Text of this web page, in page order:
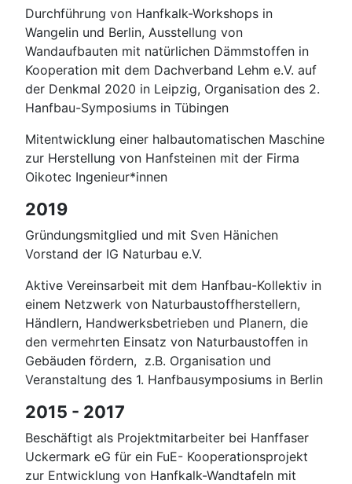
Durchführung von Hanfkalk-Workshops in
Wangelin und Berlin, Ausstellung von
Wandaufbauten mit natürlichen Dämmstoffen in
Kooperation mit dem Dachverband Lehm e.V. auf
der Denkmal 2020 in Leipzig, Organisation des 2.
Hanfbau-Symposiums in Tübingen
Mitentwicklung einer halbautomatischen Maschine
zur Herstellung von Hanfsteinen mit der Firma
Oikotec Ingenieur*innen
2019
Gründungsmitglied und mit Sven Hänichen
Vorstand der IG Naturbau e.V.
Aktive Vereinsarbeit mit dem Hanfbau-Kollektiv in
einem Netzwerk von Naturbaustoffherstellern,
Händlern, Handwerksbetrieben und Planern, die
den vermehrten Einsatz von Naturbaustoffen in
Gebäuden fördern, z.B. Organisation und
Veranstaltung des 1. Hanfbausymposiums in Berlin
2015 - 2017
Beschäftigt als Projektmitarbeiter bei Hanffaser
Uckermark eG für ein FuE- Kooperationsprojekt
zur Entwicklung von Hanfkalk-Wandtafeln mit